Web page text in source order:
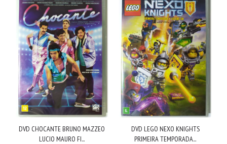
DVD CHOCANTE BRUNO MAZZEO
LUCIO MAURO FI...
DVD LEGO NEXO KNIGHTS
PRIMEIRA TEMPORADA...